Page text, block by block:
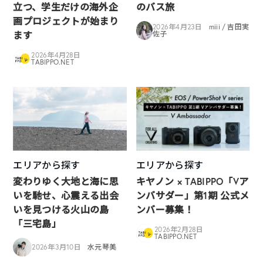
立つ、学生だけの海外企
画プロジェクトが始まり
ます
2026年4月28日
TABIPPO.NET
のバス旅
2026年4月23日
miii / 吉田実
佐子
エリアから探す
変わりゆく大地と海に思
いを馳せ、心震える出会
いを見つける火山の島
「三宅島」
2026年3月10日 水元琴美
エリアから探す
キヤノン × TABIPPO「Vア
ンバサダー」第1期 公式メ
ンバー募集！
2026年2月28日
TABIPPO.NET